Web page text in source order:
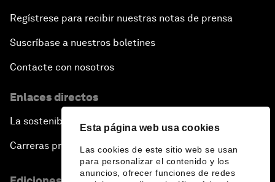
Esta página web usa cookies
Las cookies de este sitio web se usan
para personalizar el contenido y los
anuncios, ofrecer funciones de redes
Regístrese para recibir nuestras notas de prensa
Suscríbase a nuestros boletines
Contacte con nosotros
Enlaces directos
La sostenibilidad en el Foro
Carreras profesionales